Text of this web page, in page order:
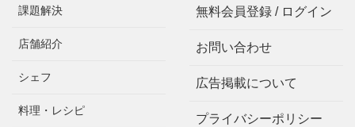
課題解決
店舗紹介
シェフ
料理・レシピ
無料会員登録 / ログイン
お問い合わせ
広告掲載について
プライバシーポリシー